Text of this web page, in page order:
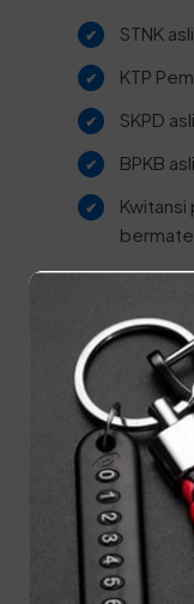
STNK asli
KTP
SKPD asli
BPKB
Kwitansi
Berikut adalah
SAMSAT:
Lakukan Cek
Surabaya.
Ambil berkas
Isi formulir
lengkap.
Menuju